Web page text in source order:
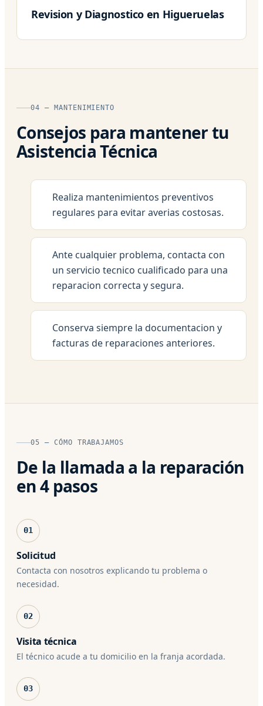
Revision y Diagnostico en Higueruelas
04 — MANTENIMIENTO
Consejos para mantener tu
Asistencia Técnica
Realiza mantenimientos preventivos
regulares para evitar averias costosas.
Ante cualquier problema, contacta con
un servicio tecnico cualificado para una
reparacion correcta y segura.
Conserva siempre la documentacion y
facturas de reparaciones anteriores.
05 — CÓMO TRABAJAMOS
De la llamada a la reparación
en 4 pasos
01
Solicitud
Contacta con nosotros explicando tu problema o
necesidad.
02
Visita técnica
El técnico acude a tu domicilio en la franja acordada.
03